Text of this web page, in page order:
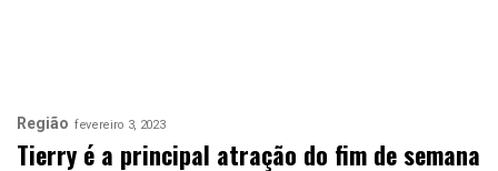
Região fevereiro 3, 2023
Tierry é a principal atração do fim de semana